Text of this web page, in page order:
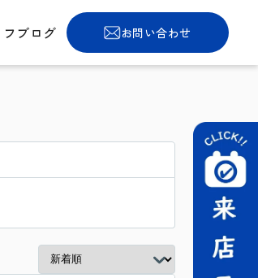
ブログ お問い合わせ